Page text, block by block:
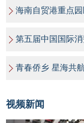
海南自贸港重点
第五届中国国际
青春侨乡 星海共
视频新闻